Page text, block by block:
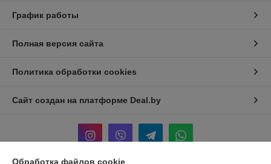
График работы
Полная версия сайта
Политика обработки cookies
Сайт создан на платформе Deal.by
Обработка файлов cookie